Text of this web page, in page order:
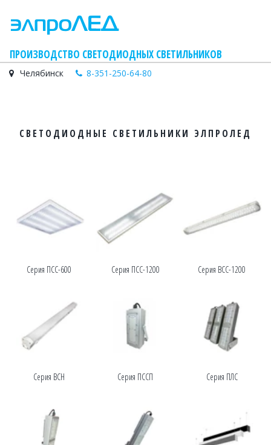
    ПРОИЗВОДСТВО СВЕТОДИОДНЫХ СВЕТИЛЬНИКОВ
Челябинск 8-351-250-64-80
СВЕТОДИОДНЫЕ СВЕТИЛЬНИКИ ЭЛПРОЛЕД
Серия ПСС-600 Серия ПСС-1200 Серия ВСС-1200
Серия ВСН Серия ПССП Серия ПЛС